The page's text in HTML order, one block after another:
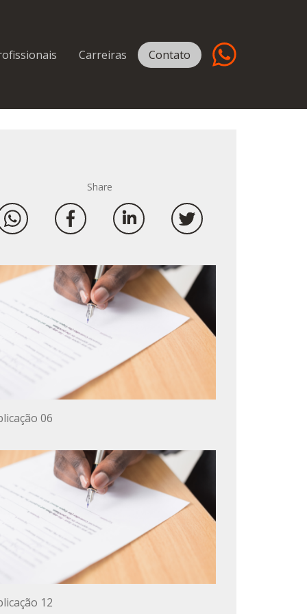
Carreiras Contato
Share
06
12